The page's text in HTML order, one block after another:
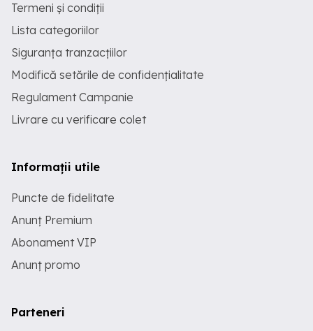
Termeni și condiții
Lista categoriilor
Siguranța tranzacțiilor
Modifică setările de confidențialitate
Regulament Campanie
Livrare cu verificare colet
Informații utile
Puncte de fidelitate
Anunț Premium
Abonament VIP
Anunț promo
Parteneri